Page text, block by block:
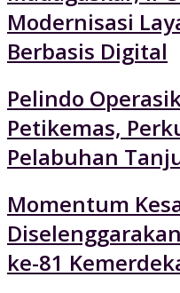
Modernisasi
Berbasis Digital
Pelindo
Petikemas,
Pelabuhan
Momentum
ke-81